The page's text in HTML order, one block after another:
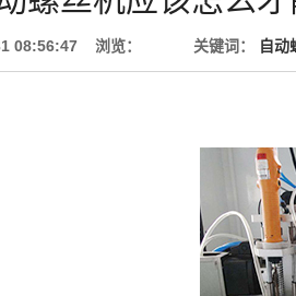
08:56:47 浏览： 关键词： 自动